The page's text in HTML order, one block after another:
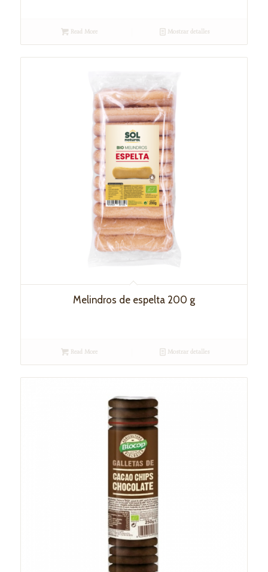
Read More Mostrar detalles
Melindros de espelta 200 g
Read More Mostrar detalles